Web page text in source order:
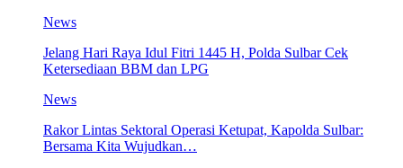
News
Jelang Hari Raya Idul Fitri 1445 H, Polda Sulbar Cek
Ketersediaan BBM dan LPG
News
Rakor Lintas Sektoral Operasi Ketupat, Kapolda Sulbar:
Bersama Kita Wujudkan…